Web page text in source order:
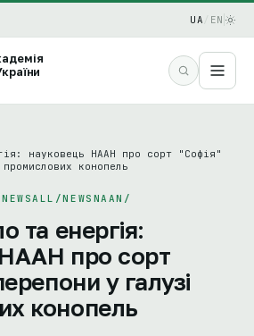
UA EN
науковець НААН про сорт "Софія"
конопель
NEWSNAAN/
та енергія:
про сорт
у галузі
конопель